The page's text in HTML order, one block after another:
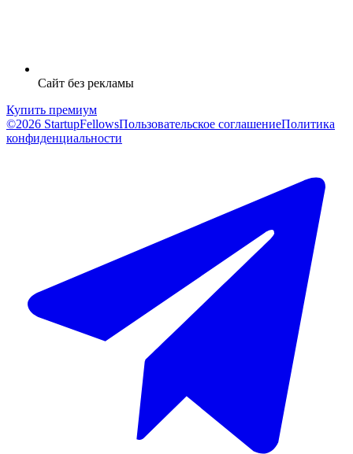
Сайт без рекламы
Купить премиум
©2026 StartupFellowsПользовательское соглашениеПолитика
конфиденциальности